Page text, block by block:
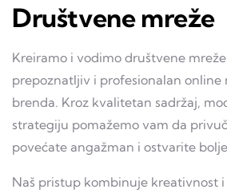
Društvene mreže
Kreiramo i vodimo društvene
prepoznatljiv i profesionalan online
brenda. Kroz kvalitetan sadržaj,
strategiju pomažemo vam da
povećate angažman i ostvarite
Naš pristup kombinuje kreativnost